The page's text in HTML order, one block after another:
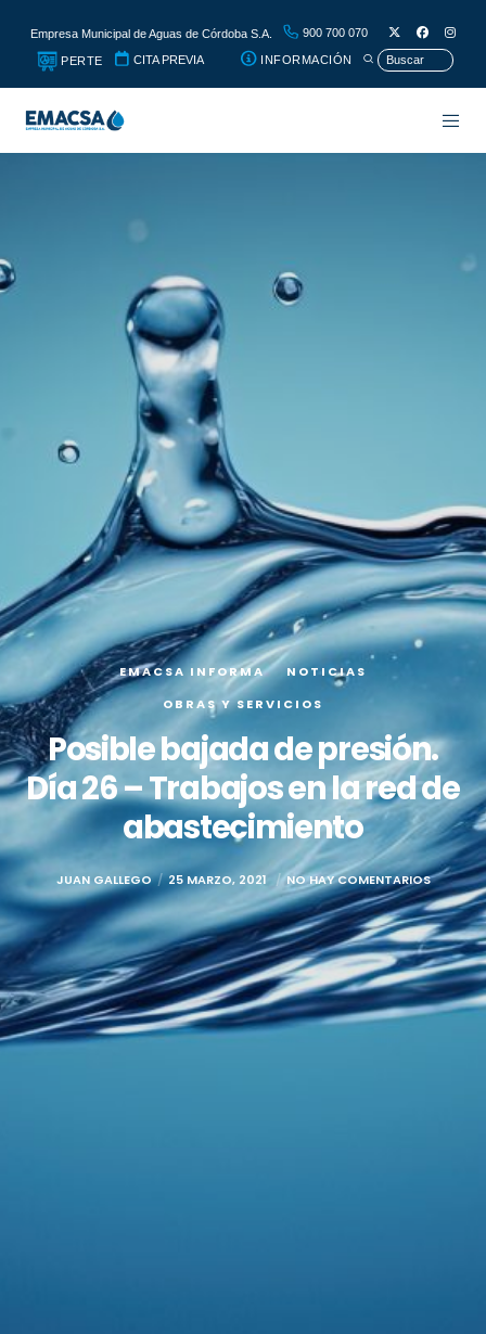
Empresa Municipal de Aguas de Córdoba S.A. 900 700 070
PERTE CITA PREVIA INFORMACIÓN
EMACSA INFORMA
NOTICIAS
OBRAS Y SERVICIOS
Posible bajada de presión.
Día 26 – Trabajos en la red de
abastecimiento
JUAN GALLEGO 25 MARZO, 2021 NO HAY COMENTARIOS